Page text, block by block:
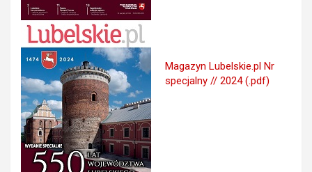
Magazyn Lubelskie.pl Nr
specjalny // 2024 (.pdf)